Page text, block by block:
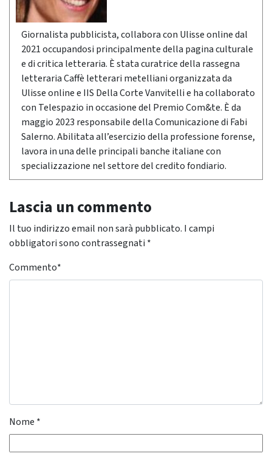
Giornalista pubblicista, collabora con Ulisse online dal
2021 occupandosi principalmente della pagina culturale
e di critica letteraria. È stata curatrice della rassegna
letteraria Caffè letterari metelliani organizzata da
Ulisse online e IIS Della Corte Vanvitelli e ha collaborato
con Telespazio in occasione del Premio Com&te. È da
maggio 2023 responsabile della Comunicazione di Fabi
Salerno. Abilitata all’esercizio della professione forense,
lavora in una delle principali banche italiane con
specializzazione nel settore del credito fondiario.
Lascia un commento
Il tuo indirizzo email non sarà pubblicato. I campi
obbligatori sono contrassegnati *
Commento*
Nome *